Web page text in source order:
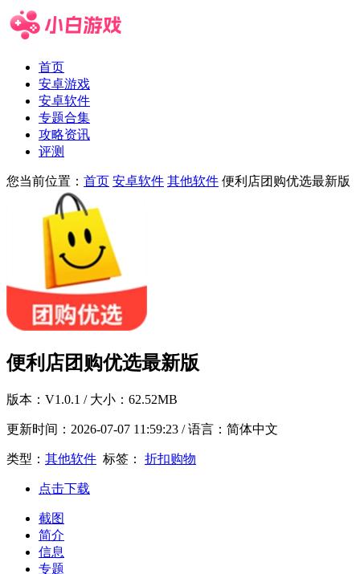
首页
安卓游戏
安卓软件
专题合集
攻略资讯
评测
您当前位置： 首页 安卓软件 其他软件 便利店团购优选最新版
便利店团购优选最新版
版本： V1.0.1 / 大小：62.52MB
更新时间： 2026-07-07 11:59:23 / 语言：简体中文
类型： 其他软件 标签： 折扣购物
点击下载
截图
简介
信息
专题